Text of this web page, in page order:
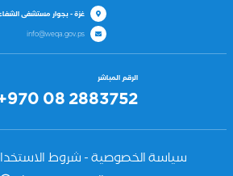
غزة - بجوار مستشفى
info@weqa.gov.ps
الرقم المباشر
08 2883752
سياسة الخصوصية - شروط